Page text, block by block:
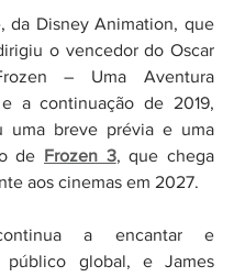
da Disney Animation, que
o vencedor do Oscar
– Uma Aventura
a continuação de 2019,
uma breve prévia e uma
de Frozen 3, que chega
aos cinemas em 2027.
a encantar e
público global, e James